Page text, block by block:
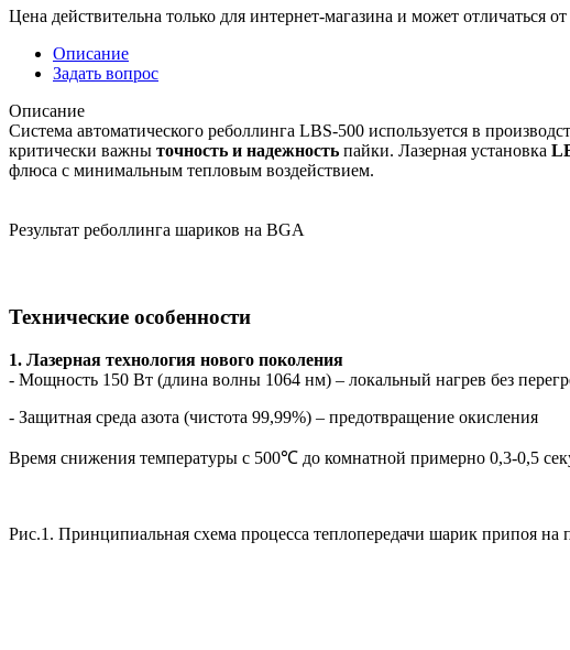
Цена действительна только для интернет-магазина и может отличаться
Описание
Задать вопрос
Описание
Система автоматического реболлинга LBS-500 используется в
критически важны точность и надежность пайки. Лазерная установка
флюса с минимальным тепловым воздействием.
Результат реболлинга шариков на BGA
Технические особенности
1. Лазерная технология нового поколения
- Мощность 150 Вт (длина волны 1064 нм) – локальный нагрев без
- Защитная среда азота (чистота 99,99%) – предотвращение окисления
Время снижения температуры с 500℃ до комнатной примерно 0,3-0,5
Рис.1. Принципиальная схема процесса теплопередачи шарик припоя на